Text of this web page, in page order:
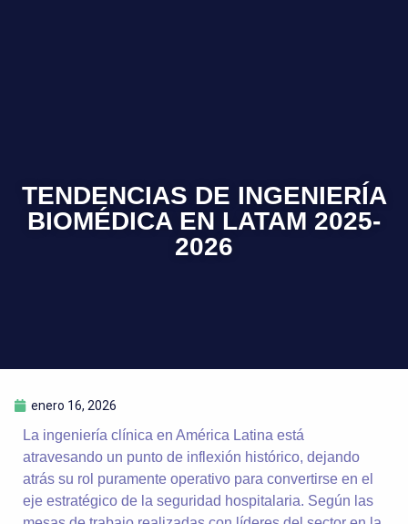
TENDENCIAS DE INGENIERÍA
BIOMÉDICA EN LATAM 2025-
2026
enero 16, 2026
La ingeniería clínica en América Latina está
atravesando un punto de inflexión histórico, dejando
atrás su rol puramente operativo para convertirse en el
eje estratégico de la seguridad hospitalaria. Según las